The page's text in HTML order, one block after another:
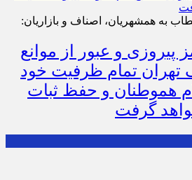
به همشهریان، اصناف و بازاریان:
پیروزی و عبور از موانع
تهران تمام ظرفیت خود
هموطنان و حفظ ثبات
گرفت